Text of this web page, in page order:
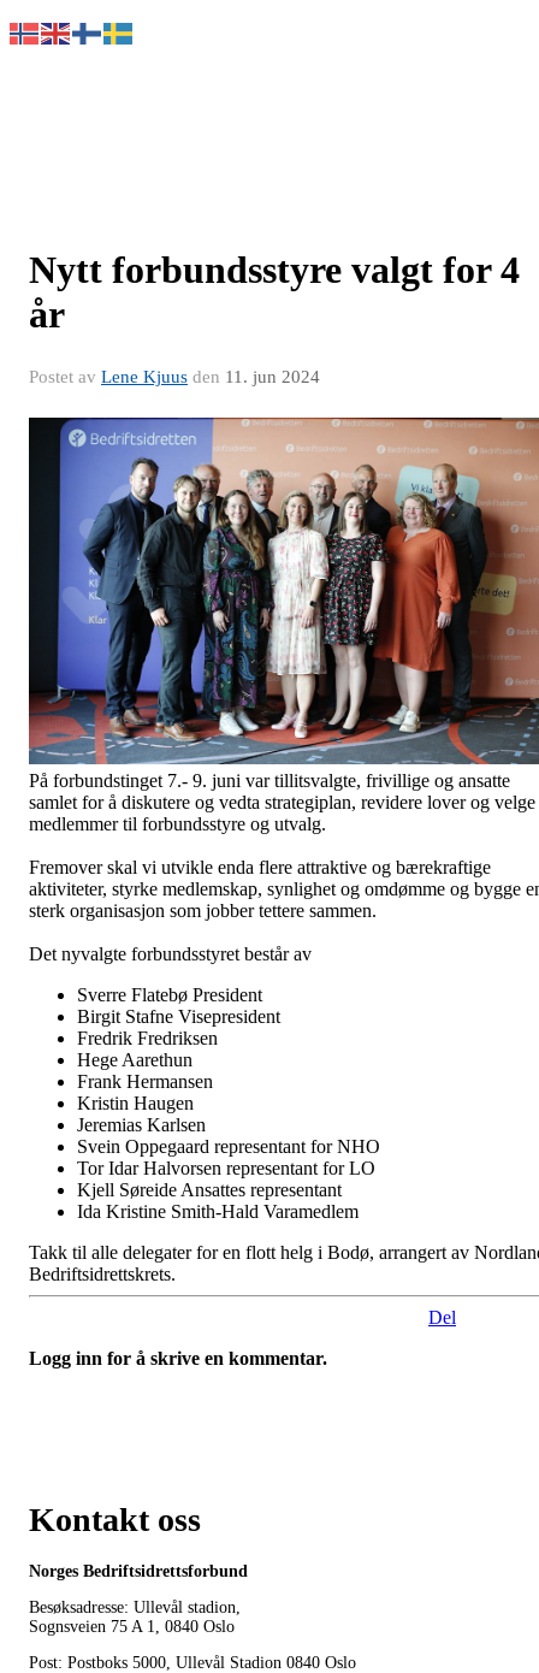
Nytt forbundsstyre valgt for 4
år
Postet av Lene Kjuus den 11. jun 2024
På forbundstinget 7.- 9. juni var tillitsvalgte, frivillige og ansatte
samlet for å diskutere og vedta strategiplan, revidere lover og velge
medlemmer til forbundsstyre og utvalg.
Fremover skal vi utvikle enda flere attraktive og bærekraftige
aktiviteter, styrke medlemskap, synlighet og omdømme og bygge
sterk organisasjon som jobber tettere sammen.
Det nyvalgte forbundsstyret består av
Sverre Flatebø President
Birgit Stafne Visepresident
Fredrik Fredriksen
Hege Aarethun
Frank Hermansen
Kristin Haugen
Jeremias Karlsen
Svein Oppegaard representant for NHO
Tor Idar Halvorsen representant for LO
Kjell Søreide Ansattes representant
Ida Kristine Smith-Hald Varamedlem
Takk til alle delegater for en flott helg i Bodø, arrangert av
Bedriftsidrettskrets.
Del
Logg inn for å skrive en kommentar.
Kontakt oss
Norges Bedriftsidrettsforbund
Besøksadresse: Ullevål stadion,
Sognsveien 75 A 1, 0840 Oslo
Post: Postboks 5000, Ullevål Stadion 0840 Oslo